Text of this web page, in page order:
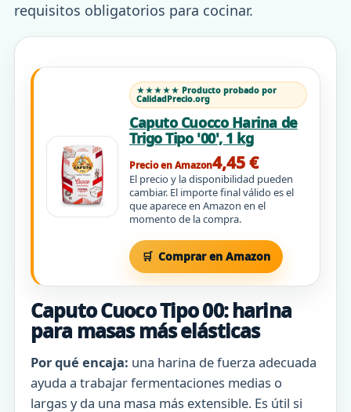
requisitos obligatorios para cocinar.
★★★★★ Producto probado por
CalidadPrecio.org
Caputo Cuocco Harina de
Trigo Tipo '00', 1 kg
Precio en Amazon4,45 €
El precio y la disponibilidad pueden
cambiar. El importe final válido es el
que aparece en Amazon en el
momento de la compra.
Comprar en Amazon
Caputo Cuoco Tipo 00: harina
para masas más elásticas
Por qué encaja: una harina de fuerza adecuada
ayuda a trabajar fermentaciones medias o
largas y da una masa más extensible. Es útil si